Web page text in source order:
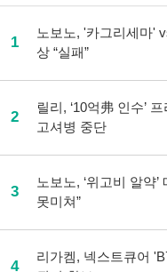
1
노보노, '카그리세마'
상 “실패”
2
릴리, ‘10억弗 인수’
고셔병 중단
3
노보노, ‘위고비 알약
못미쳐”
4
리가켐, 넥스트큐어